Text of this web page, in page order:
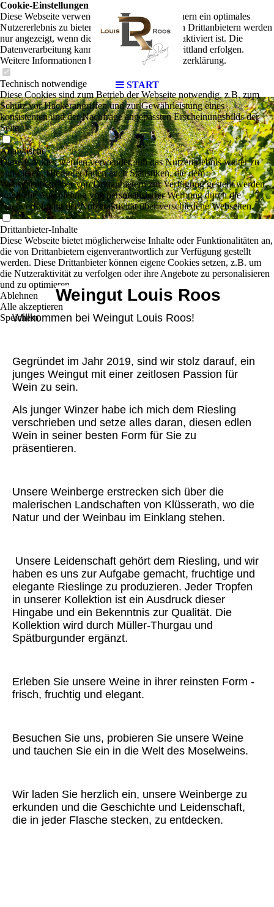
START
Weingut Louis Roos
Willkommen bei Weingut Louis Roos!
Gegründet im Jahr 2019, sind wir stolz darauf, ein
junges Weingut mit einer zeitlosen Passion für
Wein zu sein.
Als junger Winzer habe ich mich dem Riesling
verschrieben und setze alles daran, diesen edlen
Wein in seiner besten Form für Sie zu
präsentieren.
Unsere Weinberge erstrecken sich über die
malerischen Landschaften von Klüsserath, wo die
Natur und der Weinbau im Einklang stehen.
Unsere Leidenschaft gehört dem Riesling, und wir
haben es uns zur Aufgabe gemacht, fruchtige und
elegante Rieslinge zu produzieren. Jeder Tropfen
in unserer Kollektion ist ein Ausdruck dieser
Hingabe und ein Bekenntnis zur Qualität. Die
Kollektion wird durch Müller-Thurgau und
Spätburgunder ergänzt.
Erleben Sie unsere Weine in ihrer reinsten Form -
frisch, fruchtig und elegant.
Besuchen Sie uns, probieren Sie unsere Weine
und tauchen Sie ein in die Welt des Moselweins.
Wir laden Sie herzlich ein, unsere Weinberge zu
erkunden und die Geschichte und Leidenschaft,
die in jeder Flasche stecken, zu entdecken.
Cookie-Einstellungen
Diese Webseite verwendet Cookies, um Besuchern ein optimales
Nutzererlebnis zu bieten. Bestimmte Inhalte von Drittanbietern werden
nur angezeigt, wenn die entsprechende Option aktiviert ist. Die
Datenverarbeitung kann dann auch in einem Drittland erfolgen.
Weitere Informationen hierzu in der Datenschutzerklärung.
Technisch notwendige
Diese Cookies sind zum Betrieb der Webseite notwendig, z.B. zum
Schutz vor Hackerangriffen und zur Gewährleistung eines
konsistenten und der Nachfrage angepassten Erscheinungsbilds der
Seite.
Analytische
Diese Cookies werden verwendet, um das Nutzererlebnis weiter zu
optimieren. Hierunter fallen auch Statistiken, die dem
Webseitenbetreiber von Drittanbietern zur Verfügung gestellt werden,
sowie die Ausspielung von personalisierter Werbung durch die
Nachverfolgung der Nutzeraktivität über verschiedene Webseiten.
Drittanbieter-Inhalte
Diese Webseite bietet möglicherweise Inhalte oder Funktionalitäten an,
die von Drittanbietern eigenverantwortlich zur Verfügung gestellt
werden. Diese Drittanbieter können eigene Cookies setzen, z.B. um
die Nutzeraktivität zu verfolgen oder ihre Angebote zu personalisieren
und zu optimieren.
Ablehnen
Alle akzeptieren
Speichern